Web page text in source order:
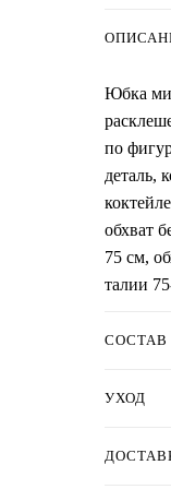
Юбка
по
деталь,
обхват
75 см,
талии
СОСТАВ
УХОД